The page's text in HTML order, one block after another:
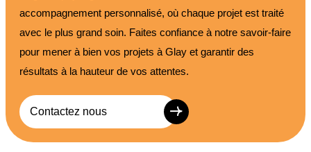
accompagnement personnalisé, où chaque projet est traité
avec le plus grand soin. Faites confiance à notre savoir-faire
pour mener à bien vos projets à Glay et garantir des
résultats à la hauteur de vos attentes.
Contactez nous